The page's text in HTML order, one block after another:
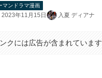
マンドラマ漫画
2023年11月15日 入夏 ディアナ
クには広告が含まれています